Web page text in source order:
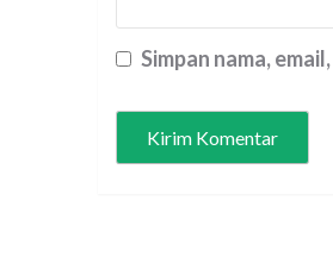
Simpan nama,